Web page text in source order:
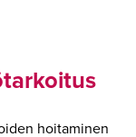
hoitaminen